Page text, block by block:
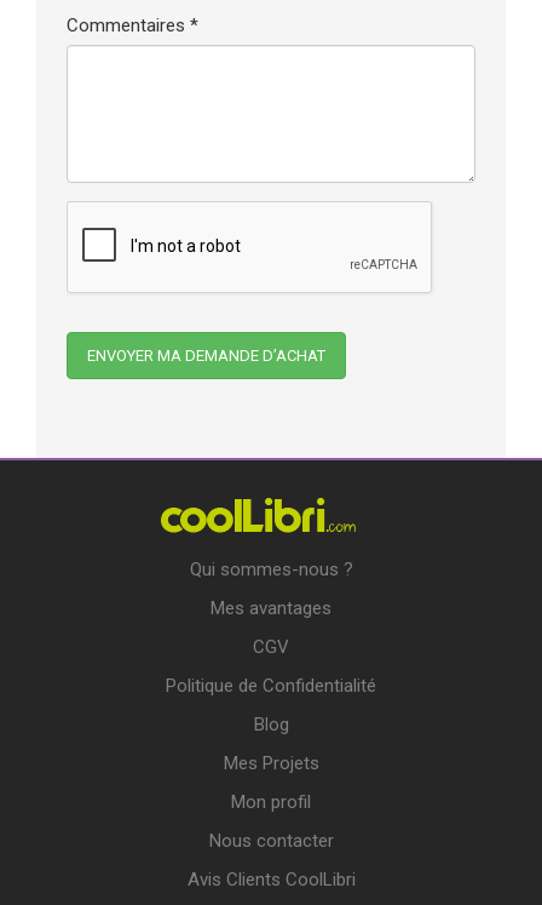
Commentaires *
Qui sommes-nous ?
Mes avantages
CGV
Politique de Confidentialité
Blog
Mes Projets
Mon profil
Nous contacter
Avis Clients CoolLibri